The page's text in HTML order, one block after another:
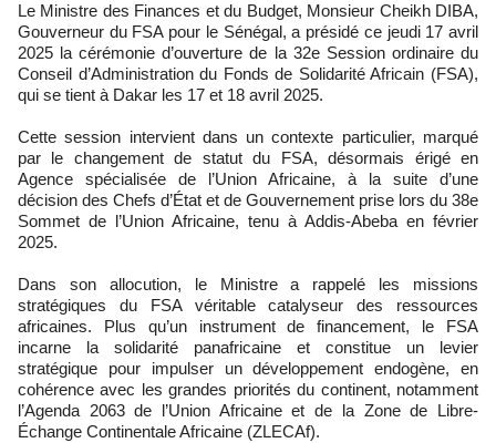
Le Ministre des Finances et du Budget, Monsieur Cheikh DIBA,
Gouverneur du FSA pour le Sénégal, a présidé ce jeudi 17 avril
2025 la cérémonie d’ouverture de la 32e Session ordinaire du
Conseil d’Administration du Fonds de Solidarité Africain (FSA),
qui se tient à Dakar les 17 et 18 avril 2025.
Cette session intervient dans un contexte particulier, marqué
par le changement de statut du FSA, désormais érigé en
Agence spécialisée de l’Union Africaine, à la suite d’une
décision des Chefs d’État et de Gouvernement prise lors du 38e
Sommet de l’Union Africaine, tenu à Addis-Abeba en février
2025.
Dans son allocution, le Ministre a rappelé les missions
stratégiques du FSA véritable catalyseur des ressources
africaines. Plus qu’un instrument de financement, le FSA
incarne la solidarité panafricaine et constitue un levier
stratégique pour impulser un développement endogène, en
cohérence avec les grandes priorités du continent, notamment
l’Agenda 2063 de l’Union Africaine et de la Zone de Libre-
Échange Continentale Africaine (ZLECAf).